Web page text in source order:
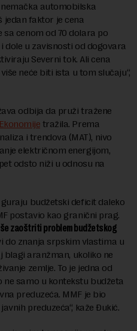
automobilska
jedan faktor je cena
sa cenom od 70 dolara po
dole u zavisnosti od dogovara
Severni tok. Ali cena
neće biti ista u tom slučaju“,
odbija da pruži tražene
tražila. Prema
i trendova (MAT), nivo
električnom energijom,
odsto niži u odnosu na
budžetski deficit daleko
postavio kao granični prag.
zaoštriti problem budžetskog
do znanja srpskim vlastima u
blagi aranžman, ukoliko ne
zemlje. To je jedna od
ne samo u kontekstu budžeta
preduzeća. MMF je bio
preduzeća“, kaže Đukić.